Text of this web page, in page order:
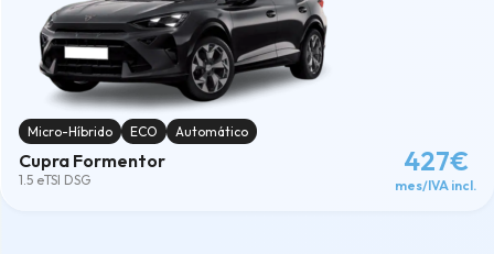
Micro-Híbrido ECO Automático
Cupra Formentor
1.5 eTSI DSG
427€
mes/IVA incl.